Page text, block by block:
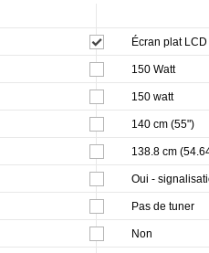
Écran plat
150 Watt
150 watt
140 cm (55")
138.8 cm
Oui -
Pas de tuner
Non